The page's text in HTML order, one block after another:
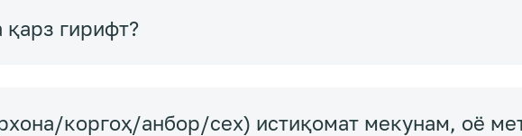
гирифт?
коргоҳ/анбор/сех) истиқомат мекунам, оё